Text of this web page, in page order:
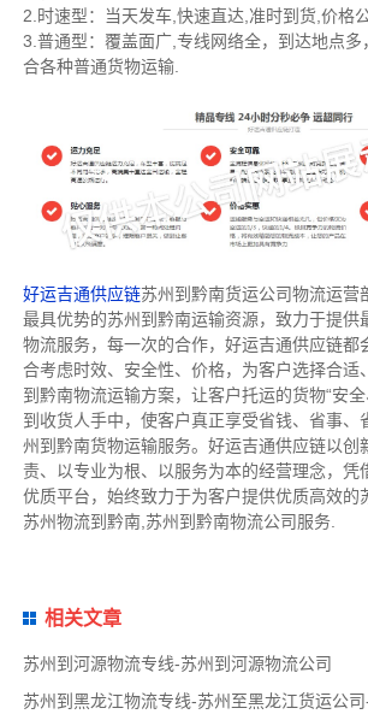
2.时速型：当天发车,快速直达,准时到货,价格公
3.普通型：覆盖面广,专线网络全，到达地点
合各种普通货物运输.
好运吉通供应链苏州到黔南货运公司物流运营
最具优势的苏州到黔南运输资源，致力于提供
物流服务，每一次的合作，好运吉通供应链都
合考虑时效、安全性、价格，为客户选择合适
到黔南物流运输方案，让客户托运的货物“安
到收货人手中，使客户真正享受省钱、省事、
州到黔南货物运输服务。好运吉通供应链以创
责、以专业为根、以服务为本的经营理念，凭
优质平台，始终致力于为客户提供优质高效的
苏州物流到黔南,苏州到黔南物流公司服务.
相关文章
苏州到河源物流专线-苏州到河源物流公司